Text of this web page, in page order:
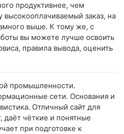
продуктивнее, чем
высокооплачиваемый заказ, на
выше. К тому же, с
вы можете лучше освоить
правила вывода, оценить
промышленности.
сети. Основания и
Отличный сайт для
даёт чёткие и понятные
при подготовке к